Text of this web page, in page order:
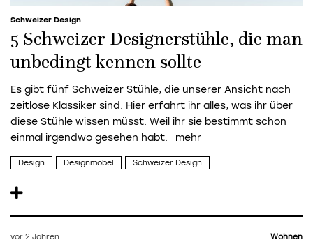
Schweizer Design
5 Schweizer Designerstühle, die man
unbedingt kennen sollte
Es gibt fünf Schweizer Stühle, die unserer Ansicht nach
zeitlose Klassiker sind. Hier erfahrt ihr alles, was ihr über
diese Stühle wissen müsst. Weil ihr sie bestimmt schon
einmal irgendwo gesehen habt.
Design Designmöbel Schweizer Design
vor 2 Jahren Wohnen